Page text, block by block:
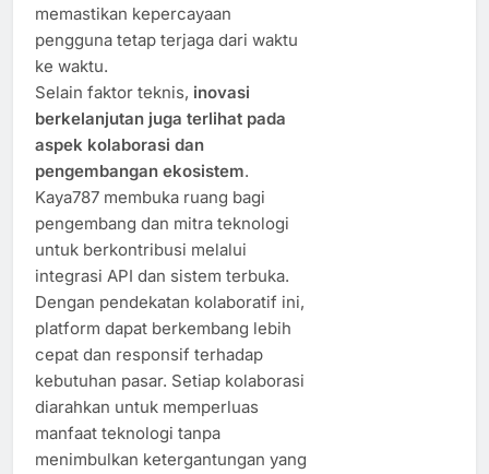
memastikan kepercayaan
pengguna tetap terjaga dari waktu
ke waktu.
Selain faktor teknis, inovasi
berkelanjutan juga terlihat pada
aspek kolaborasi dan
pengembangan ekosistem.
Kaya787 membuka ruang bagi
pengembang dan mitra teknologi
untuk berkontribusi melalui
integrasi API dan sistem terbuka.
Dengan pendekatan kolaboratif ini,
platform dapat berkembang lebih
cepat dan responsif terhadap
kebutuhan pasar. Setiap kolaborasi
diarahkan untuk memperluas
manfaat teknologi tanpa
menimbulkan ketergantungan yang